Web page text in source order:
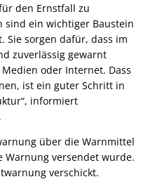
den Ernstfall zu
sind ein wichtiger Baustein
Sie sorgen dafür, dass im
zuverlässig gewarnt
oder Internet. Dass
ist ein guter Schritt in
informiert
über die Warnmittel
Warnung versendet wurde.
verschickt.